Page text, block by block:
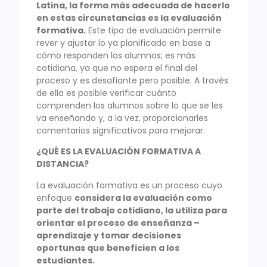
Latina, la forma más adecuada de hacerlo
en estas circunstancias es la evaluación
formativa. Este tipo de evaluación permite
rever y ajustar lo ya planificado en base a
cómo responden los alumnos; es más
cotidiana, ya que no espera el final del
proceso y es desafiante pero posible. A través
de ella es posible verificar cuánto
comprenden los alumnos sobre lo que se les
va enseñando y, a la vez, proporcionarles
comentarios significativos para mejorar.
¿QUÉ ES LA EVALUACIÓN FORMATIVA A
DISTANCIA?
La evaluación formativa es un proceso cuyo
enfoque considera la evaluación como
parte del trabajo cotidiano, la utiliza para
orientar el proceso de enseñanza –
aprendizaje y tomar decisiones
oportunas que beneficien a los
estudiantes.